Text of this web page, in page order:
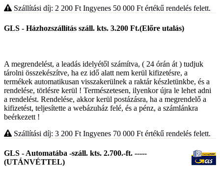
Szállítási díj: 2 200 Ft Ingyenes 50 000 Ftértékű rendelés felett.
GLS - Házhozszállítás száll. kts. 3.200 Ft.(Előre utalás)
A megrendelést, a leadás idelyétől számítva, ( 24 órán át ) tudjuk
tárolni összekészítve, ha ez idő alatt nem kerül kifizetésre, a
termékek automatikusan visszakerülnek a raktár készletünkbe, és a
rendelése, törlésre kerül ! Természetesen, ilyenkor újra le lehet adni
a rendelést. Rendelése, akkor kerül postázásra, ha a megrendelő a
kifizetést, teljesítette a webázuház felé, és a pénz, a számlánkra
beérkezett !
Szállítási díj: 3 200 Ft Ingyenes 70 000 Ft értékű rendelés felett.
GLS - Automatába -száll. kts. 2.700.-ft. -----
(UTÁNVÉTTEL)